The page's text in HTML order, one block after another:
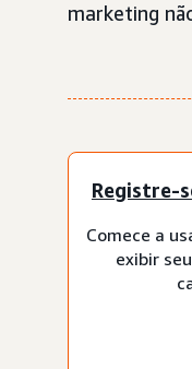
marketing
Registre-
Comece a
exibir